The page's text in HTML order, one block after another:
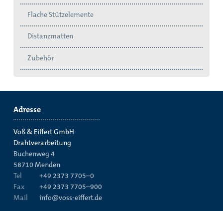
Flache Stützelemente
Distanzmatten
Zubehör
Adresse
Voß & Eiffert GmbH
Drahtverarbeitung
Buchenweg 4
58710 Menden
Tel
+49 2373 7705–0
Fax
+49 2373 7705–900
Mail
info@voss-eiffert.de